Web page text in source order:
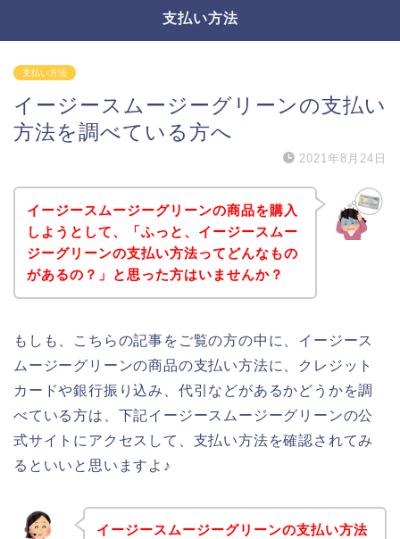
支払い方法
支払い方法
イージースムージーグリーンの支払い
方法を調べている方へ
2021年8月24日
イージースムージーグリーンの商品を購入
しようとして、「ふっと、イージースムー
ジーグリーンの支払い方法ってどんなもの
があるの？」と思った方はいませんか？
もしも、こちらの記事をご覧の方の中に、イージース
ムージーグリーンの商品の支払い方法に、クレジット
カードや銀行振り込み、代引などがあるかどうかを調
べている方は、下記イージースムージーグリーンの公
式サイトにアクセスして、支払い方法を確認されてみ
るといいと思いますよ♪
イージースムージーグリーンの支払い方法